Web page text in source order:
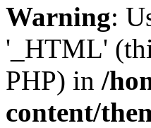
Warning:
'_HTML'
PHP) in /
content/